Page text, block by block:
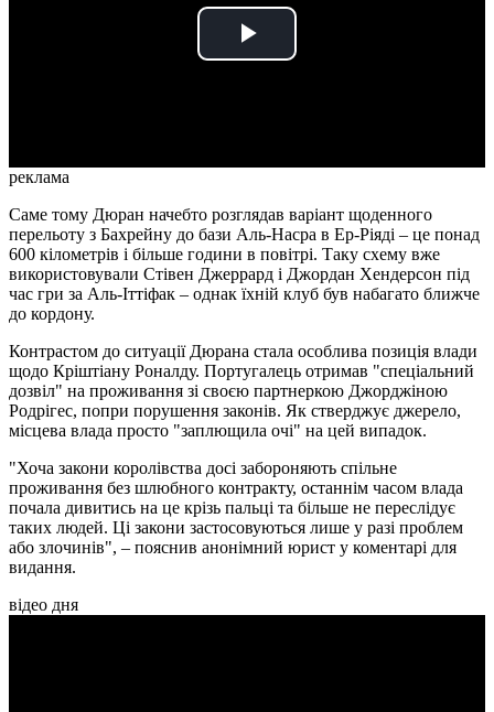
Play
реклама
Саме тому Дюран начебто розглядав варіант щоденного
перельоту з Бахрейну до бази Аль-Насра в Ер-Ріяді – це понад
600 кілометрів і більше години в повітрі. Таку схему вже
використовували Стівен Джеррард і Джордан Хендерсон під
час гри за Аль-Іттіфак – однак їхній клуб був набагато ближче
до кордону.
Контрастом до ситуації Дюрана стала особлива позиція влади
щодо Кріштіану Роналду. Португалець отримав "спеціальний
дозвіл" на проживання зі своєю партнеркою Джорджіною
Родрігес, попри порушення законів. Як стверджує джерело,
місцева влада просто "заплющила очі" на цей випадок.
"Хоча закони королівства досі забороняють спільне
проживання без шлюбного контракту, останнім часом влада
почала дивитись на це крізь пальці та більше не переслідує
таких людей. Ці закони застосовуються лише у разі проблем
або злочинів", – пояснив анонімний юрист у коментарі для
видання.
відео дня